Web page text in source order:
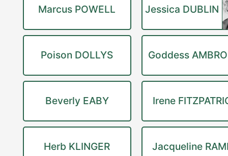
Marcus POWELL Jessica DUBLIN
Poison DOLLYS Goddess
Beverly EABY Irene
Herb KLINGER Jacqueline